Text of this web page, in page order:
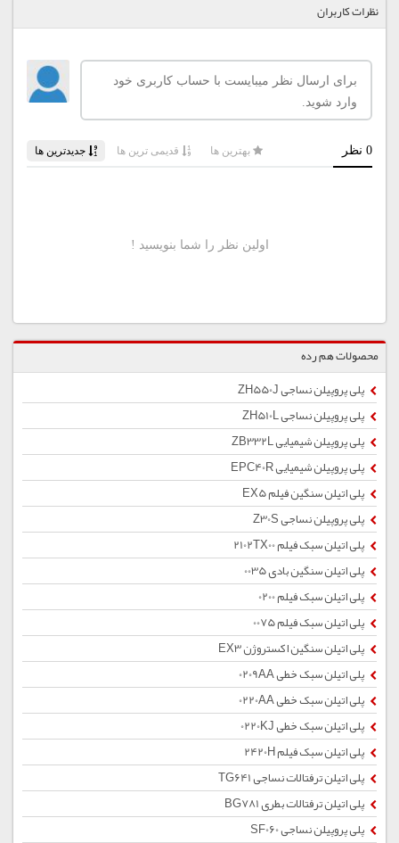
نظرات کاربران
محصولات هم رده
پلی پروپیلن نساجی ZH550J
پلی پروپیلن نساجی ZH510L
پلی پروپیلن شیمیایی ZB332L
پلی پروپیلن شیمیایی EPC40R
پلی اتیلن سنگین فیلم EX5
پلی پروپیلن نساجی Z30S
پلی اتیلن سبک فیلم 2102TX00
پلی اتیلن سنگین بادی 0035
پلی اتیلن سبک فیلم 0200
پلی اتیلن سبک فیلم 0075
پلی اتیلن سنگین اکستروژن EX3
پلی اتیلن سبک خطی 0209AA
پلی اتیلن سبک خطی 0220AA
پلی اتیلن سبک خطی 0220KJ
پلی اتیلن سبک فیلم 2420H
پلی اتیلن ترفتالات نساجی TG641
پلی اتیلن ترفتالات بطری BG781
پلی پروپیلن نساجی SF060